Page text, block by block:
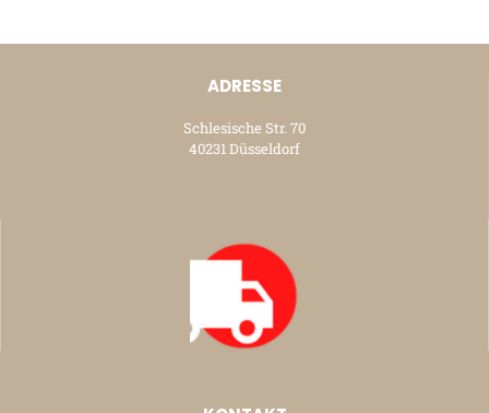
ADRESSE
Schlesische Str. 70
40231 Düsseldorf